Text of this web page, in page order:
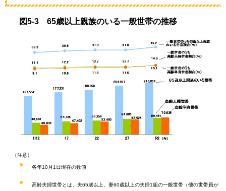
図5-3 65歳以上親族のいる一般世帯の推移
（注意）
各年10月1日現在の数値
高齢夫婦世帯とは、夫65歳以上、妻60歳以上の夫婦1組の一般世帯（他の世帯員が